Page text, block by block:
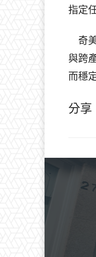
指定
奇
與跨
而穩
分享